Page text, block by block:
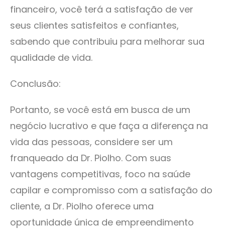
financeiro, você terá a satisfação de ver
seus clientes satisfeitos e confiantes,
sabendo que contribuiu para melhorar sua
qualidade de vida.
Conclusão:
Portanto, se você está em busca de um
negócio lucrativo e que faça a diferença na
vida das pessoas, considere ser um
franqueado da Dr. Piolho. Com suas
vantagens competitivas, foco na saúde
capilar e compromisso com a satisfação do
cliente, a Dr. Piolho oferece uma
oportunidade única de empreendimento